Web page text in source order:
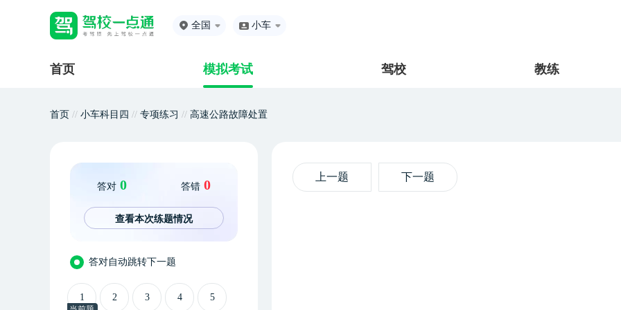
全国 小车
首页 模拟考试 驾校 教练
首页 // 小车科目四 // 专项练习 // 高速公路故障处置
答对 0 答错 0
查看本次练题情况
答对自动跳转下一题
1 2 3 4 5
上一题 下一题